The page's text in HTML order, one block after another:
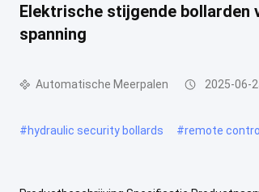
Elektrische stijgende
spanning
Automatische Meerpalen 2025-06-
#hydraulic security bollards #remote